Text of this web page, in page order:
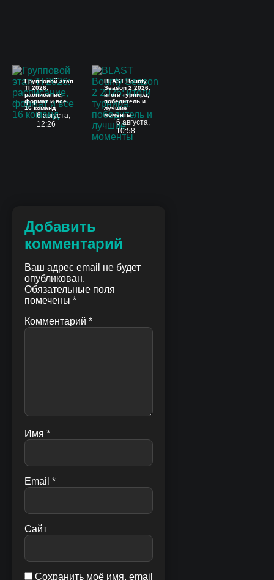
Групповой этап
TI 2026:
расписание,
формат и все
16 команд
6 августа,
12:26
BLAST Bounty
Season 2 2026:
итоги турнира,
победитель и
лучшие
моменты
6 августа,
10:58
Добавить
комментарий
Ваш адрес email не будет
опубликован.
Обязательные поля
помечены *
Комментарий *
Имя *
Email *
Сайт
Сохранить моё имя, email